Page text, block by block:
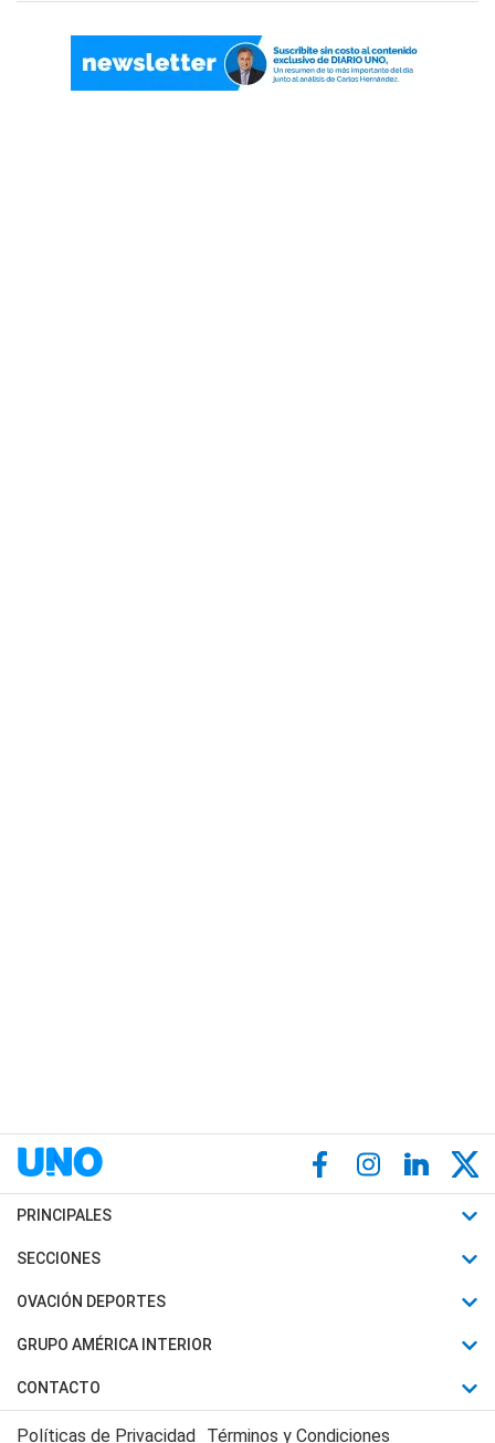
PRINCIPALES
Últimas Noticias
Política
Judiciales
Economia
SECCIONES
Horóscopo
Motores
Trucos caseros
OVACIÓN DEPORTES
Fútbol
Mundial
Automovilismo
GRUPO AMÉRICA INTERIOR
Canal 7 en Vivo
CONTACTO
Acerca de Nosotros
Políticas de Privacidad Términos y Condiciones